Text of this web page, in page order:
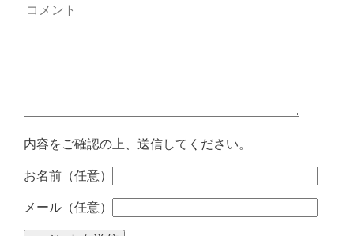
内容をご確認の上、送信してください。
お名前（任意）
メール（任意）